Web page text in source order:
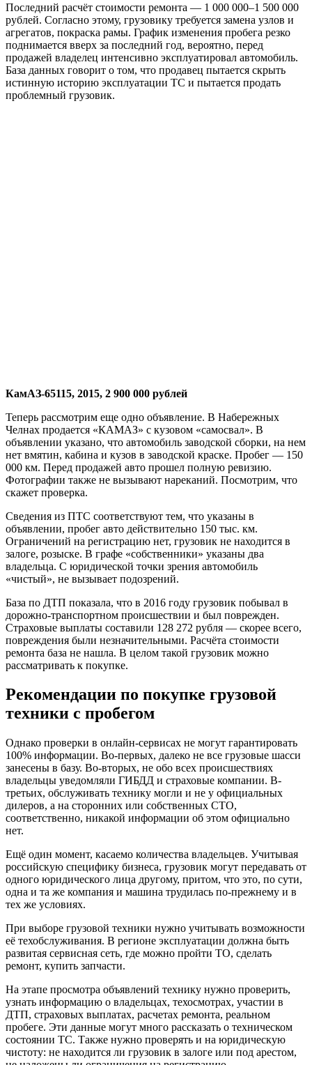
Последний расчёт стоимости ремонта — 1 000 000–1 500 000
рублей. Согласно этому, грузовику требуется замена узлов и
агрегатов, покраска рамы. График изменения пробега резко
поднимается вверх за последний год, вероятно, перед
продажей владелец интенсивно эксплуатировал автомобиль.
База данных говорит о том, что продавец пытается скрыть
истинную историю эксплуатации ТС и пытается продать
проблемный грузовик.
КамАЗ-65115, 2015, 2 900 000 рублей
Теперь рассмотрим еще одно объявление. В Набережных
Челнах продается «КАМАЗ» с кузовом «самосвал». В
объявлении указано, что автомобиль заводской сборки, на нем
нет вмятин, кабина и кузов в заводской краске. Пробег — 150
000 км. Перед продажей авто прошел полную ревизию.
Фотографии также не вызывают нареканий. Посмотрим, что
скажет проверка.
Сведения из ПТС соответствуют тем, что указаны в
объявлении, пробег авто действительно 150 тыс. км.
Ограничений на регистрацию нет, грузовик не находится в
залоге, розыске. В графе «собственники» указаны два
владельца. С юридической точки зрения автомобиль
«чистый», не вызывает подозрений.
База по ДТП показала, что в 2016 году грузовик побывал в
дорожно-транспортном происшествии и был поврежден.
Страховые выплаты составили 128 272 рубля — скорее всего,
повреждения были незначительными. Расчёта стоимости
ремонта база не нашла. В целом такой грузовик можно
рассматривать к покупке.
Рекомендации по покупке грузовой
техники с пробегом
Однако проверки в онлайн-сервисах не могут гарантировать
100% информации. Во-первых, далеко не все грузовые шасси
занесены в базу. Во-вторых, не обо всех происшествиях
владельцы уведомляли ГИБДД и страховые компании. В-
третьих, обслуживать технику могли и не у официальных
дилеров, а на сторонних или собственных СТО,
соответственно, никакой информации об этом официально
нет.
Ещё один момент, касаемо количества владельцев. Учитывая
российскую специфику бизнеса, грузовик могут передавать от
одного юридического лица другому, притом, что это, по сути,
одна и та же компания и машина трудилась по-прежнему и в
тех же условиях.
При выборе грузовой техники нужно учитывать возможности
её техобслуживания. В регионе эксплуатации должна быть
развитая сервисная сеть, где можно пройти ТО, сделать
ремонт, купить запчасти.
На этапе просмотра объявлений технику нужно проверить,
узнать информацию о владельцах, техосмотрах, участии в
ДТП, страховых выплатах, расчетах ремонта, реальном
пробеге. Эти данные могут много рассказать о техническом
состоянии ТС. Также нужно проверять и на юридическую
чистоту: не находится ли грузовик в залоге или под арестом,